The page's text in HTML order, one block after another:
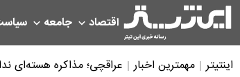
اقتصاد جامعه
اینتیتر مهمترین اخبار عراقچی؛ مذاکره هسته‌ای